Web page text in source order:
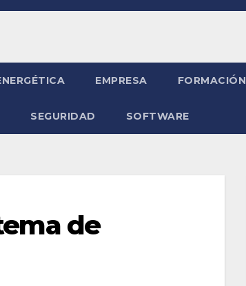
EMPRESA FORMACIÓN
SEGURIDAD SOFTWARE
de